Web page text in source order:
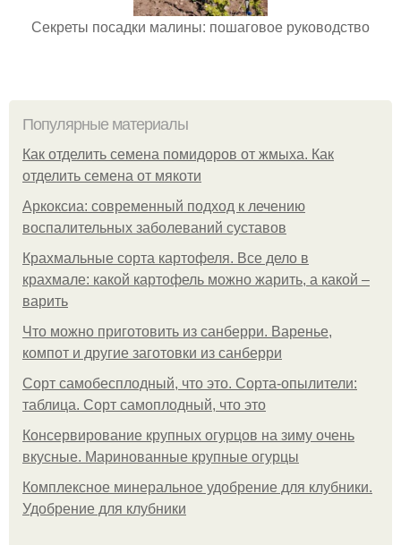
Секреты посадки малины: пошаговое руководство
Популярные материалы
Как отделить семена помидоров от жмыха. Как
отделить семена от мякоти
Аркоксиа: современный подход к лечению
воспалительных заболеваний суставов
Крахмальные сорта картофеля. Все дело в
крахмале: какой картофель можно жарить, а какой –
варить
Что можно приготовить из санберри. Варенье,
компот и другие заготовки из санберри
Сорт самобесплодный, что это. Сорта-опылители:
таблица. Сорт самоплодный, что это
Консервирование крупных огурцов на зиму очень
вкусные. Маринованные крупные огурцы
Комплексное минеральное удобрение для клубники.
Удобрение для клубники